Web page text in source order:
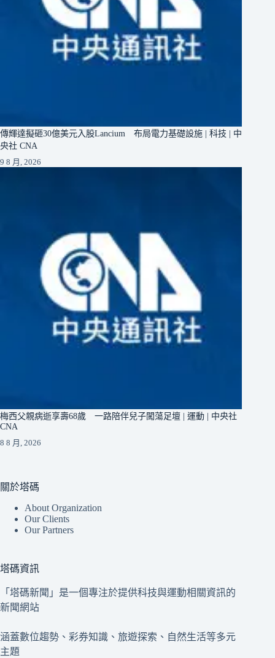
傳輝達擬砸30億美元入股Lancium 布局電力基礎設施 | 科技 | 中
央社 CNA
9 8 月, 2026
梅西父親病逝享壽68歲 一路陪伴兒子闖蕩足壇 | 運動 | 中央社
CNA
8 8 月, 2026
關於塔碼
About Organization
Our Clients
Our Partners
塔碼資訊
「塔碼新聞」是一個專注於提供科技與運動相關資訊的
新聞網站
涵蓋數位趨勢、彩券知識、旅遊探索、自然生活等多元
主題